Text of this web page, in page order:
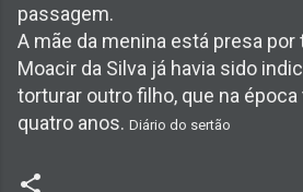
passagem.
A mãe da menina está presa
Moacir da Silva já havia sido
torturar outro filho, que na
quatro anos. Diário do sertão